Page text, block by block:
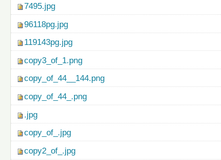
7495.jpg
96118pg.jpg
119143pg.jpg
copy3_of_1.png
copy_of_44__144.png
copy_of_44_.png
.jpg
copy_of_.jpg
copy2_of_.jpg